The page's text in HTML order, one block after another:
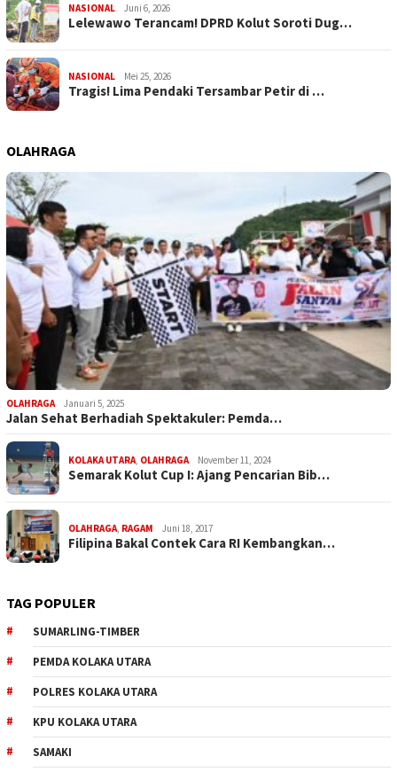
NASIONAL Juni 6, 2026
Lelewawo Terancam! DPRD Kolut Soroti Dug…
NASIONAL Mei 25, 2026
Tragis! Lima Pendaki Tersambar Petir di …
OLAHRAGA
OLAHRAGA Januari 5, 2025
Jalan Sehat Berhadiah Spektakuler: Pemda…
KOLAKA UTARA OLAHRAGA November 11, 2024
Semarak Kolut Cup I: Ajang Pencarian Bib…
OLAHRAGA RAGAM Juni 18, 2017
Filipina Bakal Contek Cara RI Kembangkan…
TAG POPULER
SUMARLING-TIMBER
PEMDA KOLAKA UTARA
POLRES KOLAKA UTARA
KPU KOLAKA UTARA
SAMAKI